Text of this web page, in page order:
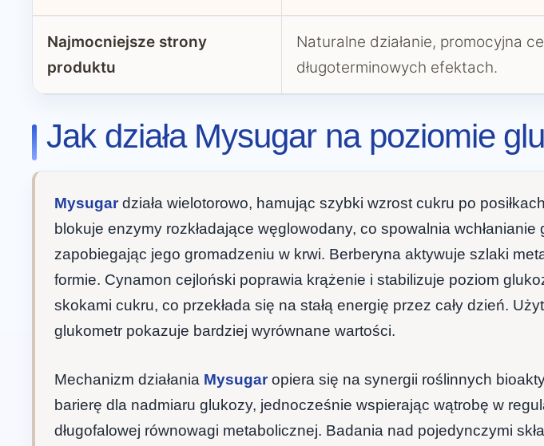
Najmocniejsze strony
produktu
Naturalne działanie, promocyjna
długoterminowych efektach.
Jak działa Mysugar na poziomie
Mysugardziała wielotorowo, hamując szybki wzrost cukru po
blokuje enzymy rozkładające węglowodany, co spowalnia
zapobiegając jego gromadzeniu w krwi. Berberyna aktywuje szlaki
formie. Cynamon cejloński poprawia krążenie i stabilizuje poziom
skokami cukru, co przekłada się na stałą energię przez cały dzień.
glukometr pokazuje bardziej wyrównane wartości.
Mechanizm działania Mysugaropiera się na synergii roślinnych
barierę dla nadmiaru glukozy, jednocześnie wspierając wątrobę w
długofalowej równowagi metabolicznej. Badania nad pojedynczymi